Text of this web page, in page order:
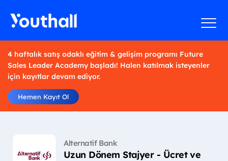
4 haftalık satış odaklı eğitim & gelişim programı Future
Sales Leader Academy başladı! Halen katılmak isteyenler
için kayıtlar devam ediyor.
Hemen Kayıt Ol
Alternatif Bank
Uzun Dönem Stajyer - Ücret ve